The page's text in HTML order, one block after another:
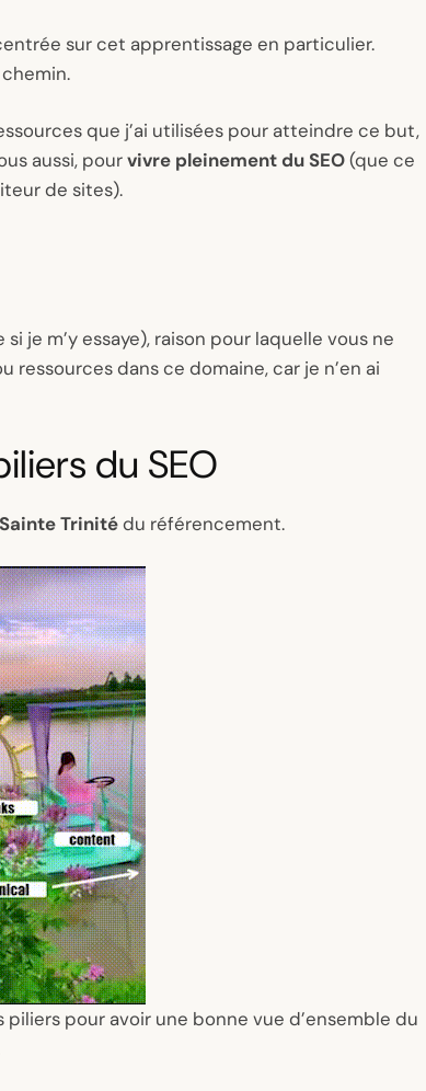
sur cet apprentissage en particulier.
que j’ai utilisées pour atteindre ce but,
aussi, pourvivre pleinement du SEO(que ce
de sites).
je m’y essaye), raison pour laquelle vous ne
dans ce domaine, car je n’en ai
du SEO
Sainte Trinitédu référencement.
pour avoir une bonne vue d’ensemble du